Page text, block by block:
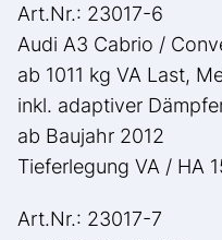
Art.Nr.: 23017-6
Audi A3 Cabrio /
ab 1011 kg VA Last,
inkl. adaptiver
ab Baujahr 2012
Tieferlegung VA / HA
Art.Nr.: 23017-7